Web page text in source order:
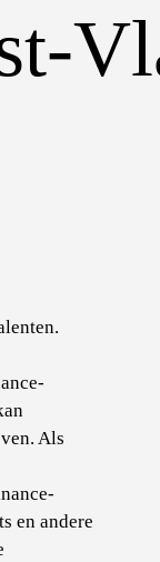
Als
en andere